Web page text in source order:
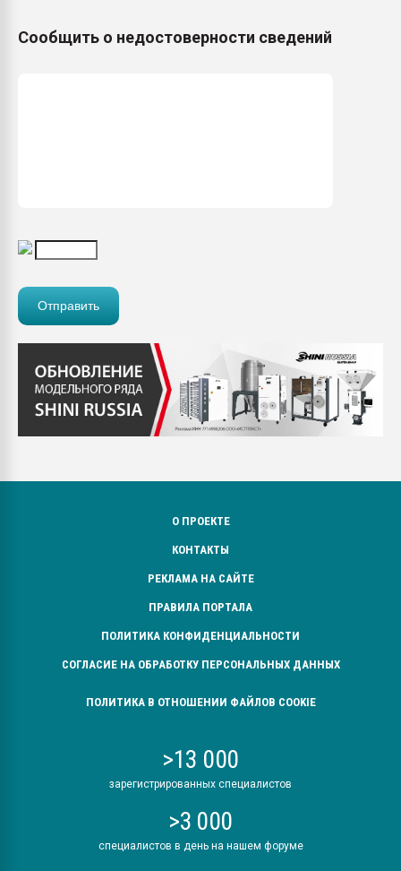
Сообщить о недостоверности сведений
О ПРОЕКТЕ
КОНТАКТЫ
РЕКЛАМА НА САЙТЕ
ПРАВИЛА ПОРТАЛА
ПОЛИТИКА КОНФИДЕНЦИАЛЬНОСТИ
СОГЛАСИЕ НА ОБРАБОТКУ ПЕРСОНАЛЬНЫХ ДАННЫХ
ПОЛИТИКА В ОТНОШЕНИИ ФАЙЛОВ COOKIE
>13 000
зарегистрированных специалистов
>3 000
специалистов в день на нашем форуме